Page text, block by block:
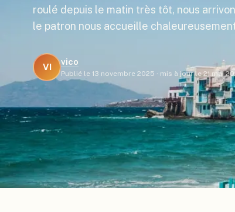
roulé depuis le matin très tôt, nous
le patron nous accueille
VI
vico
Publié le 13 novembre 2025 · mis à jour le 21 mai